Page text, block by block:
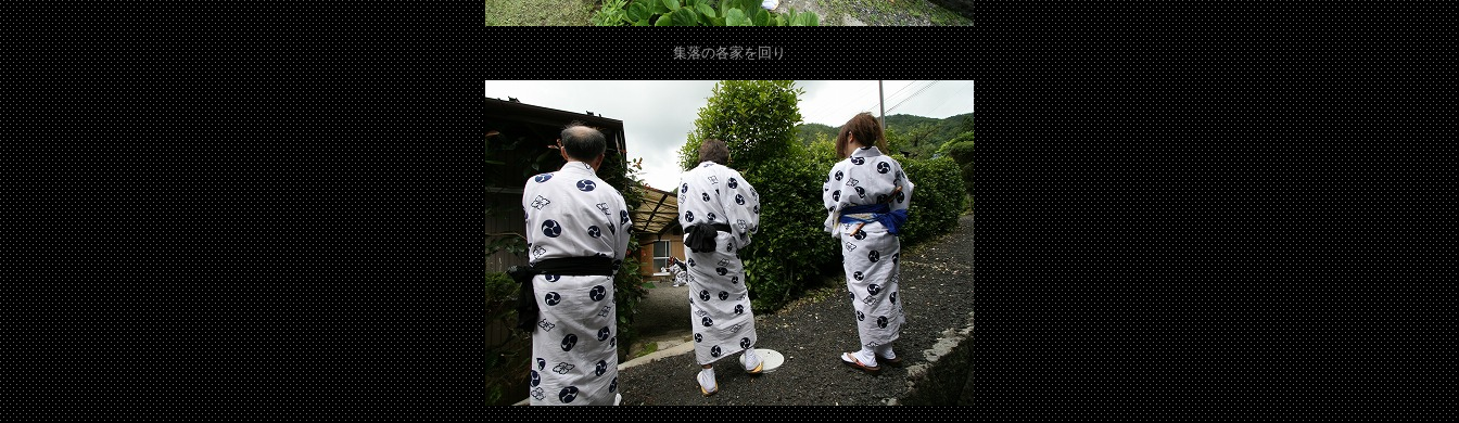
集落の各家を回り